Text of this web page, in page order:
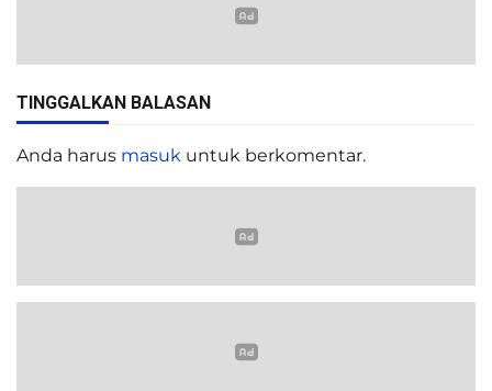
TINGGALKAN BALASAN
Anda harus masuk untuk berkomentar.